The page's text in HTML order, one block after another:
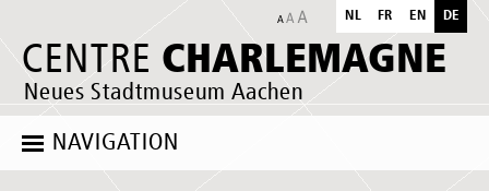
CENTRE CHARLEMAGNE
Neues Stadtmuseum Aachen
NL FR EN DE
NAVIGATION